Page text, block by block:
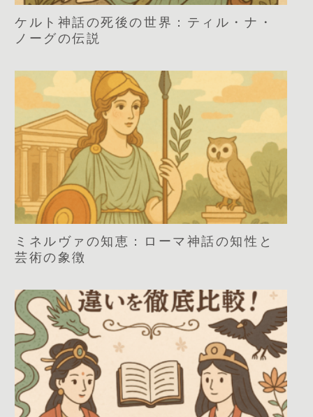
ケルト神話の死後の世界：ティル・ナ・
ノーグの伝説
ミネルヴァの知恵：ローマ神話の知性と
芸術の象徴